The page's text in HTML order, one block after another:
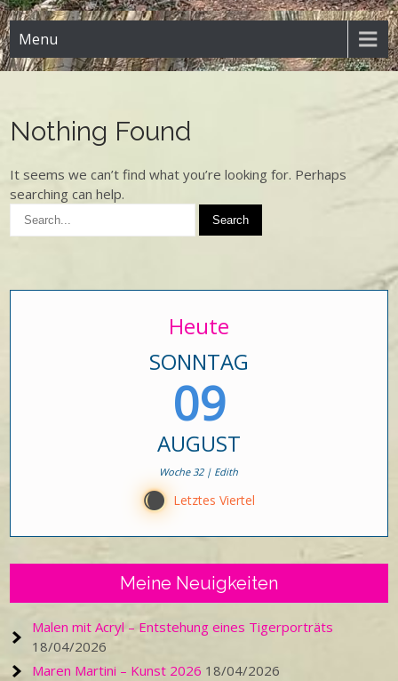
Menu
Nothing Found
It seems we can’t find what you’re looking for. Perhaps
searching can help.
Heute
SONNTAG
09
AUGUST
Woche 32 | Edith
X Letztes Viertel
Meine Neuigkeiten
Malen mit Acryl – Entstehung eines Tigerporträts
18/04/2026
Maren Martini – Kunst 2026 18/04/2026